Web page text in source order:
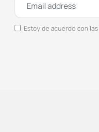
Estoy de acuerdo con las